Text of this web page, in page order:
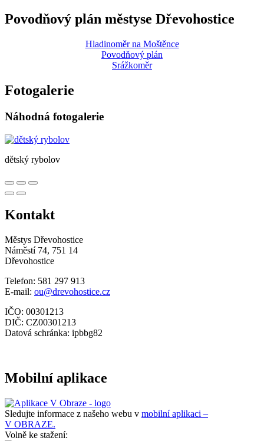
Povodňový plán městyse Dřevohostice
Hladinoměr na Moštěnce
Povodňový plán
Srážkoměr
Fotogalerie
Náhodná fotogalerie
dětský rybolov
Kontakt
Městys Dřevohostice
Náměstí 74, 751 14
Dřevohostice
Telefon: 581 297 913
E-mail: ou@drevohostice.cz
IČO: 00301213
DIČ: CZ00301213
Datová schránka: ipbbg82
Mobilní aplikace
Sledujte informace z našeho webu v mobilní aplikaci –
V OBRAZE.
Volně ke stažení: